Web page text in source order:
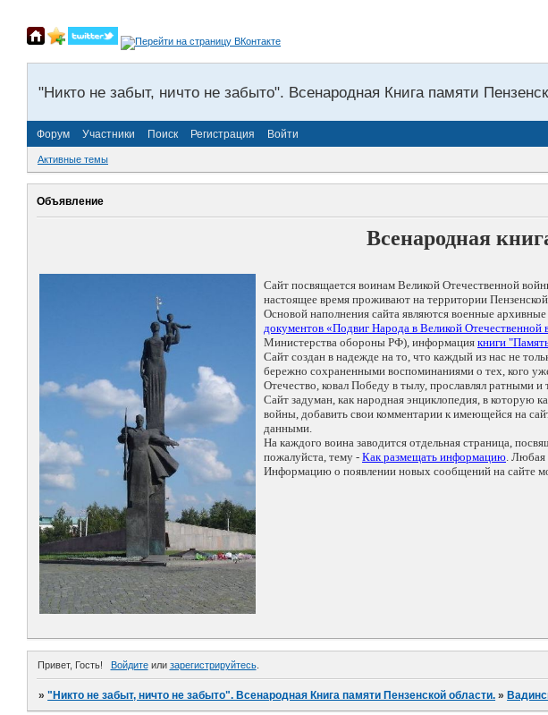
"Никто не забыт, ничто не забыто". Всенародная Книга памяти
Форум Участники Поиск Регистрация Войти
Активные темы
Объявление
Всенародная
Сайт посвящается воинам Великой Отечественной
настоящее время проживают на территории
Основой наполнения сайта являются военные
документов «Подвиг Народа в Великой Отечественной
Министерства обороны РФ), информация книги
Сайт создан в надежде на то, что каждый из нас не
бережно сохраненными воспоминаниями о тех, кого
Отечество, ковал Победу в тылу, прославлял ратными
Сайт задуман, как народная энциклопедия, в
войны, добавить свои комментарии к имеющейся на
данными.
На каждого воина заводится отдельная страница,
пожалуйста, тему - Как размещать информацию. Любая
Информацию о появлении новых сообщений на сайте
Привет, Гость! Войдитеили зарегистрируйтесь.
»"Никто не забыт, ничто не забыто". Всенародная Книга памяти Пензенской области. »